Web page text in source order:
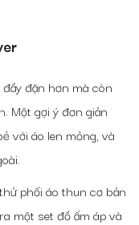
đặn hơn mà còn
Một gợi ý đơn giản
với áo len mỏng, và
phối áo thun cơ bản
một set đồ ấm áp và